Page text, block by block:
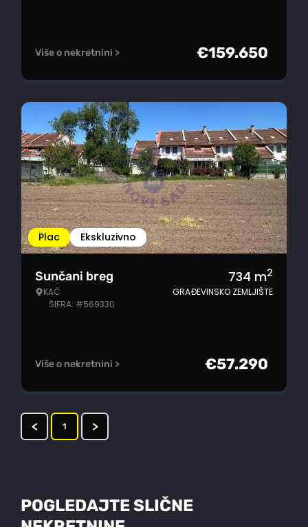
Više o nekretnini > €159.650
Plac Ekskluzivno
Sunčani breg
KAĆ
ŠIFRA: #569330
734 m2
GRAĐEVINSKO ZEMLJIŠTE
Više o nekretnini > €57.290
< 1 >
POGLEDAJTE SLIČNE